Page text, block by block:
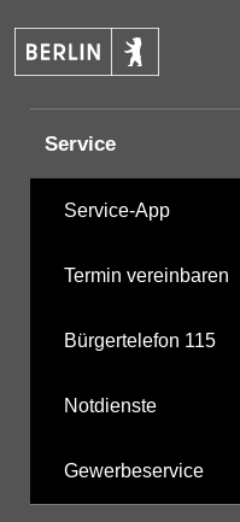
Service
Service-App
Termin vereinbaren
Bürgertelefon 115
Notdienste
Gewerbeservice